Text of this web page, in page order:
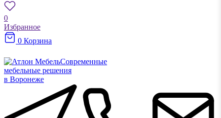
0
Избранное
0 Корзина
Современные
мебельные решения
в Воронеже